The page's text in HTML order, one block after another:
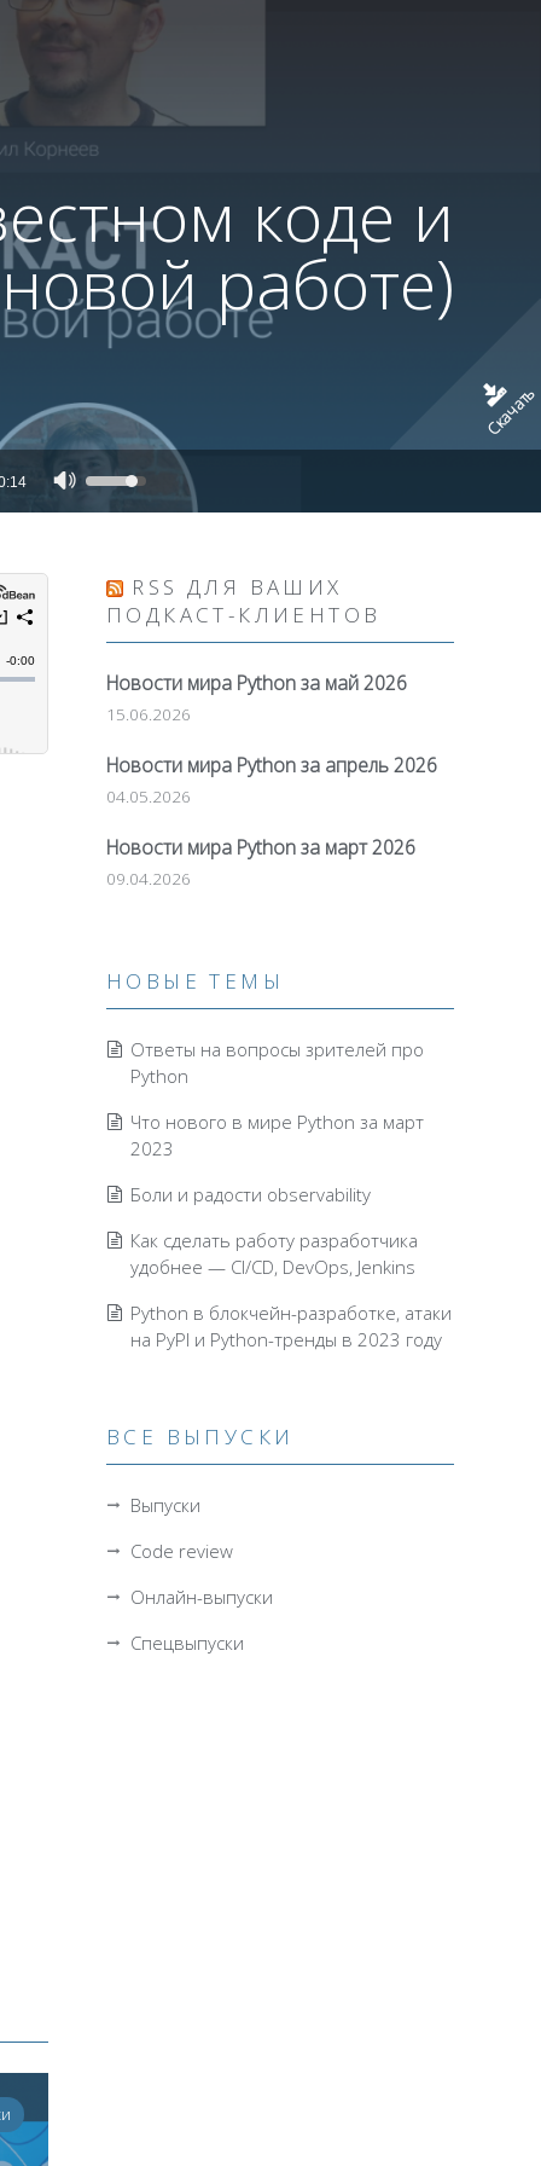
коде и
работе)
Скачать
Аудиоплеер
Используйте
чтобы
увеличить
уменьшить
громкость.
RSS ДЛЯ ВАШИХ
ПОДКАСТ-КЛИЕНТОВ
Новости мира Python за май 2026
15.06.2026
Новости мира Python за апрель 2026
04.05.2026
Новости мира Python за март 2026
09.04.2026
НОВЫЕ ТЕМЫ
Ответы на вопросы зрителей про
Python
Что нового в мире Python за март
2023
Боли и радости observability
Как сделать работу разработчика
удобнее — CI/CD, DevOps, Jenkins
Python в блокчейн-разработке, атаки
на PyPI и Python-тренды в 2023 году
ВСЕ ВЫПУСКИ
Выпуски
Code review
Онлайн-выпуски
Спецвыпуски